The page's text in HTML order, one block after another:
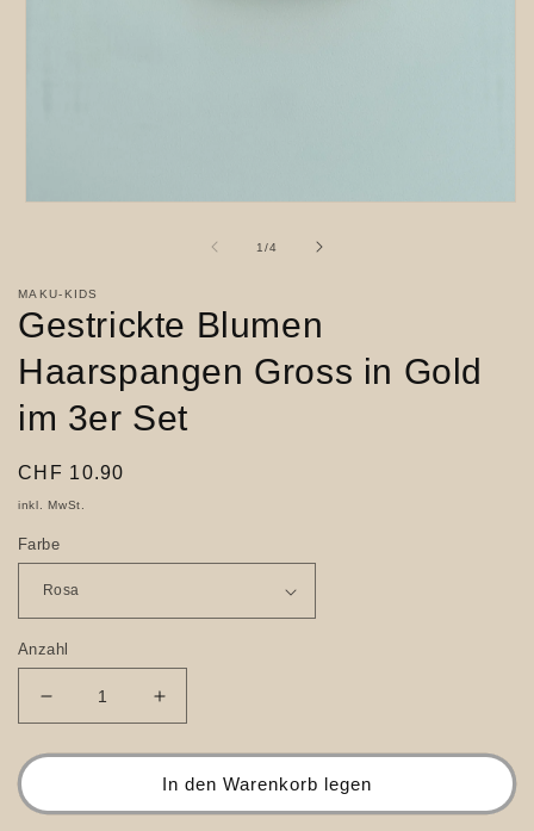
1/von
4
MAKU-KIDS
Gestrickte Blumen
Haarspangen Gross in Gold
im 3er Set
Normaler
Preis
CHF 10.90
inkl. MwSt.
Farbe
Anzahl
Verringere
die
Menge
Gestrickte
Erhöhe
die
Menge
für
Gestrickte
In den Warenkorb legen